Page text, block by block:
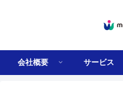
会社概要 サービス